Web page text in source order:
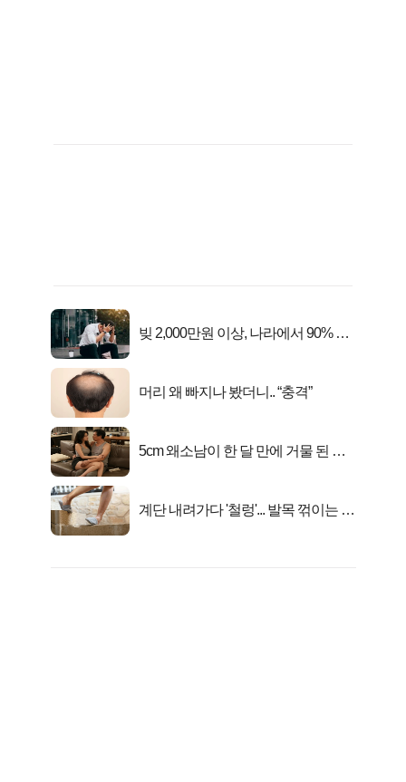
빚 2,000만원 이상, 나라에서 90% 갚
머리 왜 빠지나 봤더니.. “충격”
5cm 왜소남이 한 달 만에 거물 된 사
계단 내려가다 '철렁'... 발목 꺾이는 이